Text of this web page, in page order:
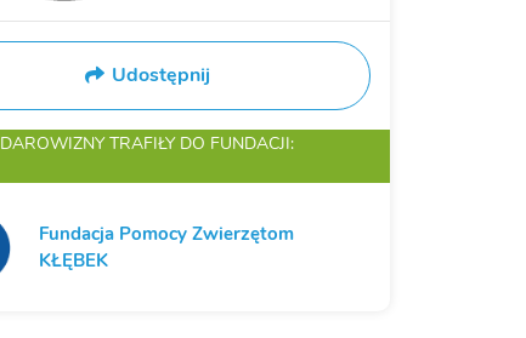
Udostępnij
DAROWIZNY TRAFIŁY DO FUNDACJI:
Fundacja Pomocy Zwierzętom
KŁĘBEK